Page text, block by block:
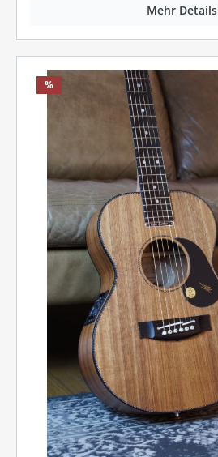
Mehr Details
%